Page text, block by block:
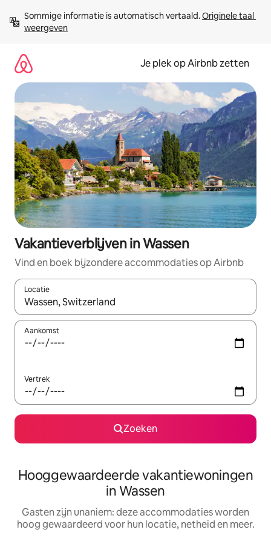
direct
naar
Sommige informatie is automatisch vertaald. Originele taal
weergeven
Je plek op Airbnb zetten
Vakantieverblijven in Wassen
Vind en boek bijzondere accommodaties op Airbnb
Locatie
Wanneer er resultaten beschikbaar zijn, maak je een keuze
Aankomst
Vertrek
Zoeken
Hooggewaardeerde vakantiewoningen
in Wassen
Gasten zijn unaniem: deze accommodaties worden
hoog gewaardeerd voor hun locatie, netheid en meer.